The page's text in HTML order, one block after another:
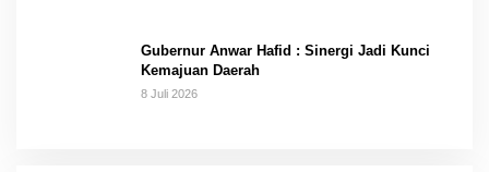
Gubernur Anwar Hafid : Sinergi Jadi Kunci
Kemajuan Daerah
8 Juli 2026